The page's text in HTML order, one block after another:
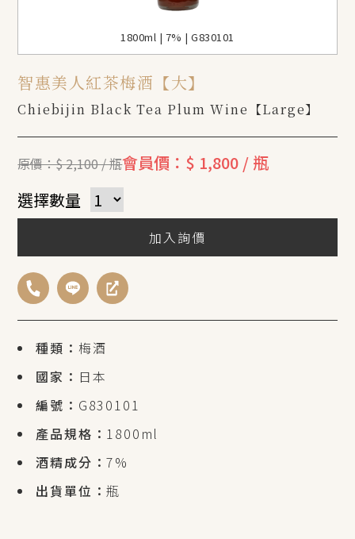
1800ml | 7% | G830101
智惠美人紅茶梅酒【大】
Chiebijin Black Tea Plum Wine【Large】
種類： 梅酒
國家： 日本
編號： G830101
產品規格： 1800ml
酒精成分：7%
出貨單位：瓶
原價：$ 2,100 / 瓶會員價：$ 1,800 / 瓶
選擇數量
加入詢價